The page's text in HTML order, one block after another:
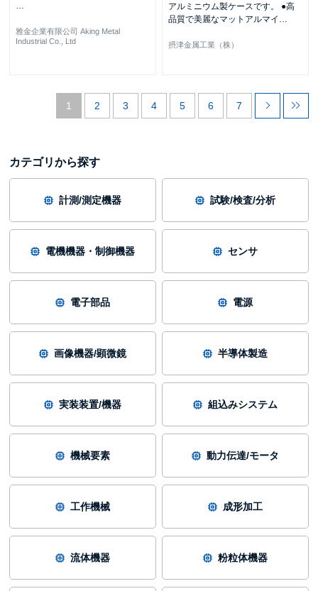
…
雅金企業有限公司 Aking Metal
Industrial Co., Ltd
アルミニウム製ケースです。 ●高
品質で美麗なマットアルマイ …
摂津金属工業（株）
1 2 3 4 5 6 7
カテゴリから探す
計測/測定機器 試験/検査/分析
電機機器・制御機器 センサ
電子部品 電源
画像機器/顕微鏡 半導体製造
実装装置/機器 組込みシステム
機械要素 動力伝達/モータ
工作機械 成形加工
流体機器 粉粒体機器